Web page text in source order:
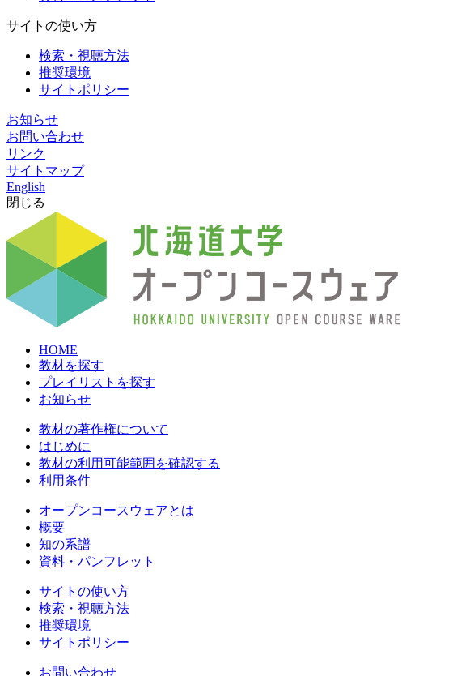
サイトの使い方
検索・視聴方法
推奨環境
サイトポリシー
お知らせ
お問い合わせ
リンク
サイトマップ
English
閉じる
HOME
教材を探す
プレイリストを探す
お知らせ
教材の著作権について
はじめに
教材の利用可能範囲を確認する
利用条件
オープンコースウェアとは
概要
知の系譜
資料・パンフレット
サイトの使い方
検索・視聴方法
推奨環境
サイトポリシー
お問い合わせ